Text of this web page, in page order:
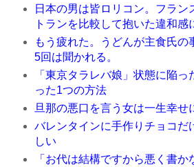
日本の男は皆ロリコン。フラン
トランを比較して抱いた違和感
もう疲れた。うどんが主食氏の
5回は聞かれる。
「東京タラレバ娘」状態に陥っ
った1つの方法
旦那の悪口を言う女は一生幸せ
バレンタインに手作りチョコだ
しい
「お代は結構ですから悪く書か